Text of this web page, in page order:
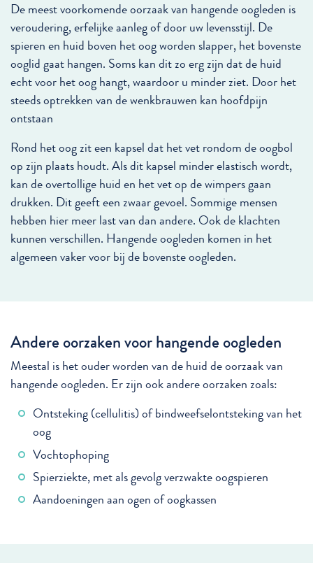
De meest voorkomende oorzaak van hangende oogleden is
veroudering, erfelijke aanleg of door uw levensstijl. De
spieren en huid boven het oog worden slapper, het bovenste
ooglid gaat hangen. Soms kan dit zo erg zijn dat de huid
echt voor het oog hangt, waardoor u minder ziet. Door het
steeds optrekken van de wenkbrauwen kan hoofdpijn
ontstaan
Rond het oog zit een kapsel dat het vet rondom de oogbol
op zijn plaats houdt. Als dit kapsel minder elastisch wordt,
kan de overtollige huid en het vet op de wimpers gaan
drukken. Dit geeft een zwaar gevoel. Sommige mensen
hebben hier meer last van dan andere. Ook de klachten
kunnen verschillen. Hangende oogleden komen in het
algemeen vaker voor bij de bovenste oogleden.
Andere oorzaken voor hangende oogleden
Meestal is het ouder worden van de huid de oorzaak van
hangende oogleden. Er zijn ook andere oorzaken zoals:
Ontsteking (cellulitis) of bindweefselontsteking van het
oog
Vochtophoping
Spierziekte, met als gevolg verzwakte oogspieren
Aandoeningen aan ogen of oogkassen